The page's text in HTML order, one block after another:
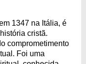
1347 na Itália, é
cristã.
comprometimento
Foi uma